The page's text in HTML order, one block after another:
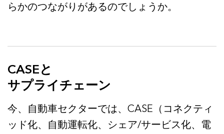
らかのつながりがあるのでしょうか。
CASEと
サプライチェーン
今、自動車セクターでは、CASE（コネクティ
ッド化、自動運転化、シェア/サービス化、電